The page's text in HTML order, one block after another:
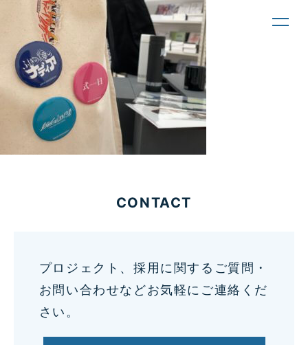
CONTACT
プロジェクト、採用に関するご質問・
お問い合わせなどお気軽にご連絡くだ
さい。